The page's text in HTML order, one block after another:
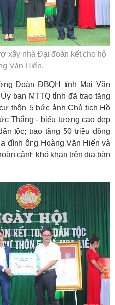
xây nhà Đại đoàn kết cho hộ
Văn Hiến.
Đoàn ĐBQH tỉnh Mai Văn
ban MTTQ tỉnh đã trao tặng
thôn 5 bức ảnh Chủ tịch Hồ
Thắng - biểu tượng cao đẹp
tộc; trao tặng 50 triệu đồng
đình ông Hoàng Văn Hiến và
cảnh khó khăn trên địa bàn